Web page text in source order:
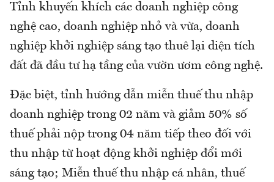
Tỉnh khuyến khích các doanh nghiệp công
nghệ cao, doanh nghiệp nhỏ và vừa, doanh
nghiệp khởi nghiệp sáng tạo thuê lại diện tích
đất đã đầu tư hạ tầng của vườn ươm công nghệ.
Đặc biệt, tỉnh hướng dẫn miễn thuế thu nhập
doanh nghiệp trong 02 năm và giảm 50% số
thuế phải nộp trong 04 năm tiếp theo đối với
thu nhập từ hoạt động khởi nghiệp đổi mới
sáng tạo; Miễn thuế thu nhập cá nhân, thuế